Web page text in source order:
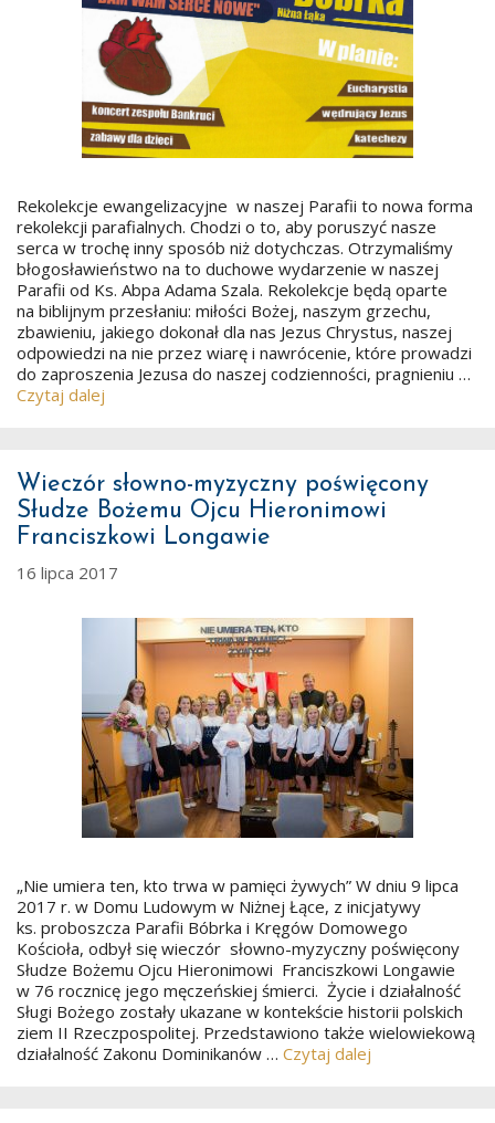
Rekolekcje ewangelizacyjne w naszej Parafii to nowa forma
rekolekcji parafialnych. Chodzi o to, aby poruszyć nasze
serca w trochę inny sposób niż dotychczas. Otrzymaliśmy
błogosławieństwo na to duchowe wydarzenie w naszej
Parafii od Ks. Abpa Adama Szala. Rekolekcje będą oparte
na biblijnym przesłaniu: miłości Bożej, naszym grzechu,
zbawieniu, jakiego dokonał dla nas Jezus Chrystus, naszej
odpowiedzi na nie przez wiarę i nawrócenie, które prowadzi
do zaproszenia Jezusa do naszej codzienności, pragnieniu …
Czytaj dalej
Wieczór słowno-myzyczny poświęcony
Słudze Bożemu Ojcu Hieronimowi
Franciszkowi Longawie
16 lipca 2017
„Nie umiera ten, kto trwa w pamięci żywych” W dniu 9 lipca
2017 r. w Domu Ludowym w Niżnej Łące, z inicjatywy
ks. proboszcza Parafii Bóbrka i Kręgów Domowego
Kościoła, odbył się wieczór słowno-myzyczny poświęcony
Słudze Bożemu Ojcu Hieronimowi Franciszkowi Longawie
w 76 rocznicę jego męczeńskiej śmierci. Życie i działalność
Sługi Bożego zostały ukazane w kontekście historii polskich
ziem II Rzeczpospolitej. Przedstawiono także wielowiekową
działalność Zakonu Dominikanów … Czytaj dalej